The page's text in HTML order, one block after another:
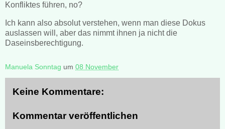
Konfliktes führen, no?
Ich kann also absolut verstehen, wenn man diese Dokus
auslassen will, aber das nimmt ihnen ja nicht die
Daseinsberechtigung.
Manuela Sonntag um 08 November
Keine Kommentare:
Kommentar veröffentlichen